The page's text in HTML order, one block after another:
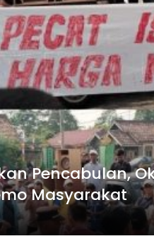
Pencabulan,
Masyarakat